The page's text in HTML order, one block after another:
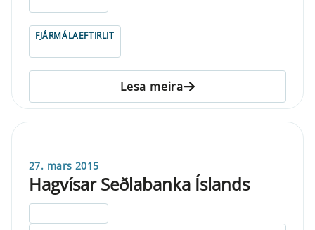
FJÁRMÁLAEFTIRLIT
Lesa meira
27. mars 2015
Hagvísar Seðlabanka Íslands